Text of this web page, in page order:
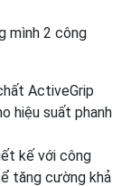
mình 2 công
ActiveGrip
hiệu suất phanh
kế với công
tăng cường khả